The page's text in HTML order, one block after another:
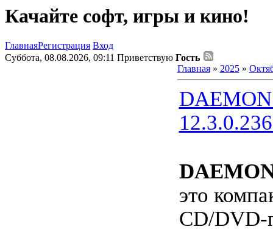
Качайте софт, игры и кино!
ГлавнаяРегистрация Вход
Суббота, 08.08.2026, 09:11 Приветствую Гость
Главная» 2025 »
это
CD/